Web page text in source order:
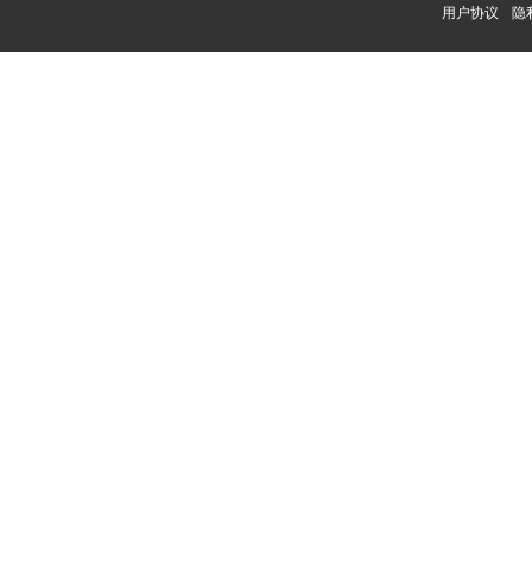
用户协议 隐